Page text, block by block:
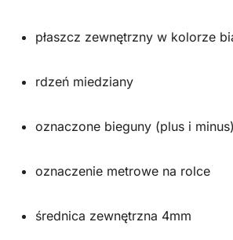
płaszcz zewnętrzny w kolorze
rdzeń miedziany
oznaczone bieguny (plus i minus)
oznaczenie metrowe na rolce
średnica zewnętrzna 4mm